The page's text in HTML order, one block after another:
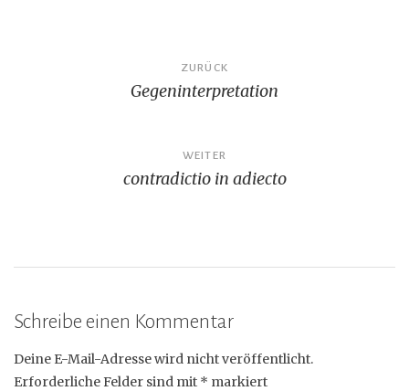
Beitragsnavigation
ZURÜCK
Gegeninterpretation
WEITER
contradictio in adiecto
Schreibe einen Kommentar
Deine E-Mail-Adresse wird nicht veröffentlicht.
Erforderliche Felder sind mit * markiert